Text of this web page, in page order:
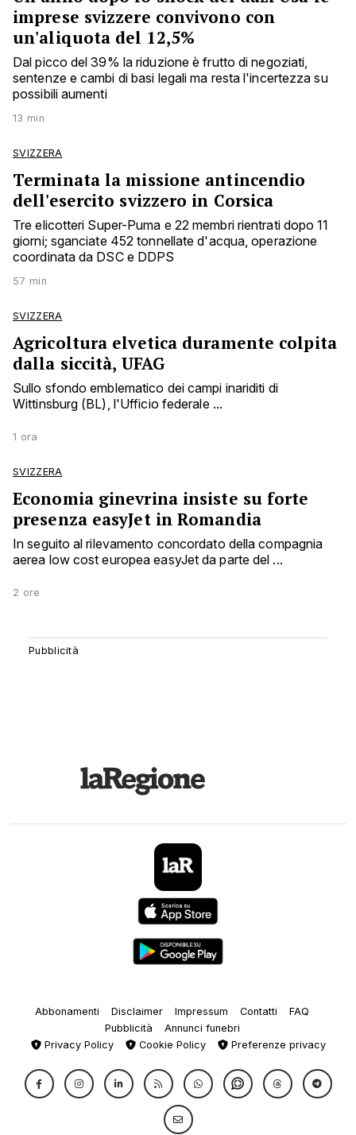
imprese svizzere convivono con
un'aliquota del 12,5%
Dal picco del 39% la riduzione è frutto di negoziati,
sentenze e cambi di basi legali ma resta l'incertezza su
possibili aumenti
13 min
SVIZZERA
Terminata la missione antincendio
dell'esercito svizzero in Corsica
Tre elicotteri Super-Puma e 22 membri rientrati dopo 11
giorni; sganciate 452 tonnellate d'acqua, operazione
coordinata da DSC e DDPS
57 min
SVIZZERA
Agricoltura elvetica duramente colpita
dalla siccità, UFAG
Sullo sfondo emblematico dei campi inariditi di
Wittinsburg (BL), l'Ufficio federale ...
1 ora
SVIZZERA
Economia ginevrina insiste su forte
presenza easyJet in Romandia
In seguito al rilevamento concordato della compagnia
aerea low cost europea easyJet da parte del ...
2 ore
Abbonamenti Disclaimer Impressum Contatti
FAQ
Pubblicità
Annunci funebri
Privacy Policy
Cookie Policy Preferenze privacy